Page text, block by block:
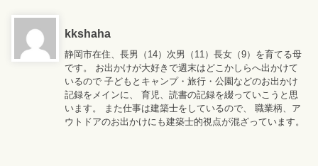
kkshaha
静岡市在住、長男（14）次男（11）長女（9）を育てる母
です。 お出かけが大好きで週末はどこかしらへ出かけて
いるので 子どもとキャンプ・旅行・公園などのお出かけ
記録をメインに、 育児、読書の記録を綴っていこうと思
います。 また仕事は建築士をしているので、 職業柄、ア
ウトドアのお出かけにも建築士的視点が混ざっています。